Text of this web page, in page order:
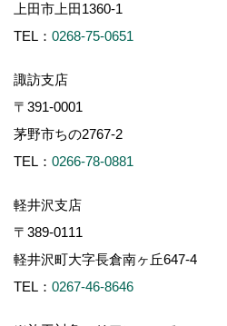
上田市上田1360-1
TEL： 0268-75-0651
諏訪支店
〒391-0001
茅野市ちの2767-2
TEL： 0266-78-0881
軽井沢支店
〒389-0111
軽井沢町大字長倉南ヶ丘647-4
TEL： 0267-46-8646